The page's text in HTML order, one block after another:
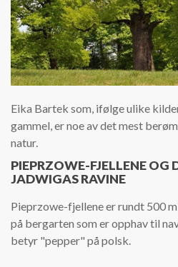
Eika Bartek som, ifølge ulike
gammel, er noe av det mest
natur.
PIEPRZOWE-FJELLENE OG
JADWIGAS RAVINE
Pieprzowe-fjellene er rundt 500
på bergarten som er opphav til
betyr "pepper" på polsk.